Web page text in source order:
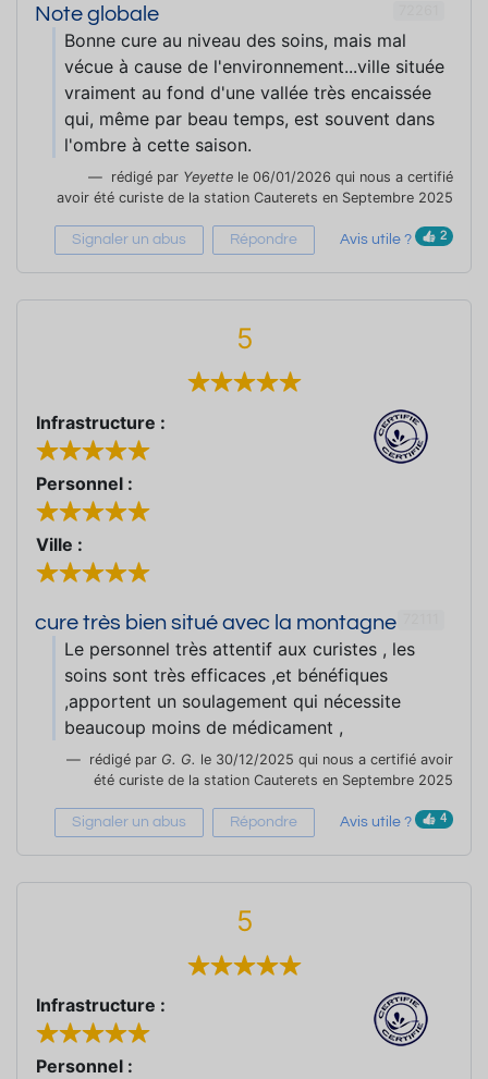
Note globale
Bonne cure au niveau des soins, mais mal
vécue à cause de l'environnement...ville située
vraiment au fond d'une vallée très encaissée
qui, même par beau temps, est souvent dans
l'ombre à cette saison.
rédigé par Yeyette le 06/01/2026 qui nous a certifié
avoir été curiste de la station Cauterets en Septembre 2025
Signaler un abus Répondre Avis utile ? 2
5
Infrastructure :
Personnel :
Ville :
cure très bien situé avec la montagne
Le personnel très attentif aux curistes , les
soins sont très efficaces ,et bénéfiques
,apportent un soulagement qui nécessite
beaucoup moins de médicament ,
rédigé par G. G. le 30/12/2025 qui nous a certifié avoir
été curiste de la station Cauterets en Septembre 2025
Signaler un abus Répondre Avis utile ? 4
5
Infrastructure :
Personnel :